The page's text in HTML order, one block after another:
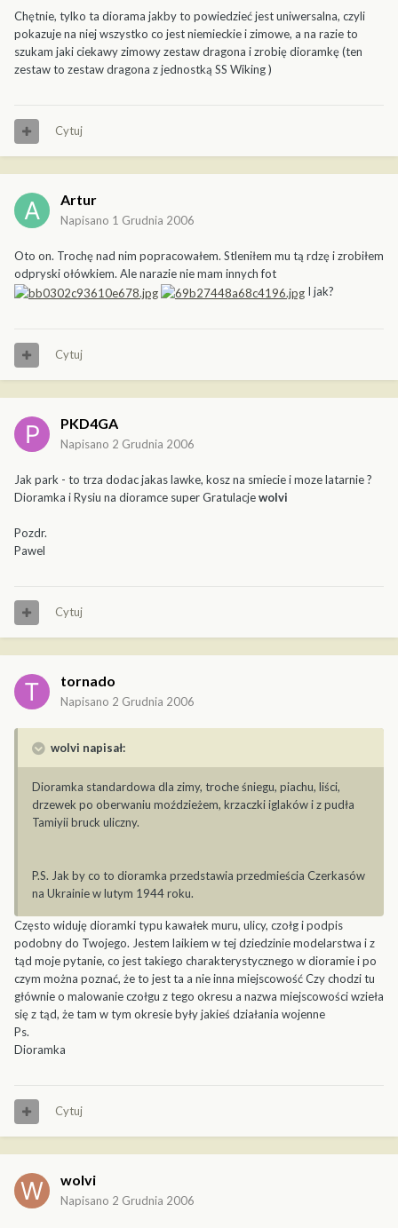
Chętnie, tylko ta diorama jakby to powiedzieć jest uniwersalna, czyli
pokazuje na niej wszystko co jest niemieckie i zimowe, a na razie to
szukam jaki ciekawy zimowy zestaw dragona i zrobię dioramkę (ten
zestaw to zestaw dragona z jednostką SS Wiking )
Cytuj
Artur
Napisano 1 Grudnia 2006
Oto on. Trochę nad nim popracowałem. Stleniłem mu tą rdzę i zrobiłem
odpryski ołówkiem. Ale narazie nie mam innych fot
I jak?
Cytuj
PKD4GA
Napisano 2 Grudnia 2006
Jak park - to trza dodac jakas lawke, kosz na smiecie i moze latarnie ?
Dioramka i Rysiu na dioramce super Gratulacjewolvi
Pozdr.
Pawel
Cytuj
tornado
Napisano 2 Grudnia 2006
wolvi napisał:
Dioramka standardowa dla zimy, troche śniegu, piachu, liści,
drzewek po oberwaniu moździeżem, krzaczki iglaków i z pudła
Tamiyii bruck uliczny.
P.S. Jak by co to dioramka przedstawia przedmieścia Czerkasów
na Ukrainie w lutym 1944 roku.
Często widuję dioramki typu kawałek muru, ulicy, czołg i podpis
podobny do Twojego. Jestem laikiem w tej dziedzinie modelarstwa i z
tąd moje pytanie, co jest takiego charakterystycznego w dioramie i po
czym można poznać, że to jest ta a nie inna miejscowość Czy chodzi tu
głównie o malowanie czołgu z tego okresu a nazwa miejscowości wzieła
się z tąd, że tam w tym okresie były jakieś działania wojenne
Ps.
Dioramka
Cytuj
wolvi
Napisano 2 Grudnia 2006